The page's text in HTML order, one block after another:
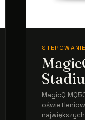
STEROWANIE
MagicQ